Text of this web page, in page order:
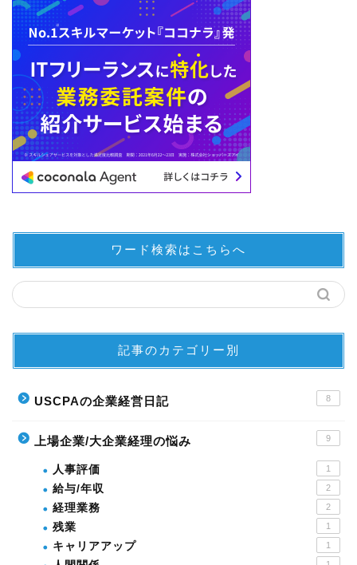
ワード検索はこちらへ
記事のカテゴリー別
USCPAの企業経営日記 8
上場企業/大企業経理の悩み 9
人事評価 1
給与/年収 2
経理業務 2
残業 1
キャリアアップ 1